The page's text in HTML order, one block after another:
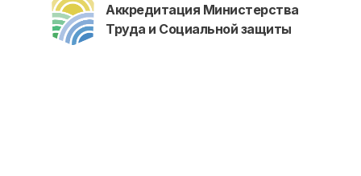
Аккредитация Министерства
Труда и Социальной защиты
Основные сведения
Структура и органы
управления